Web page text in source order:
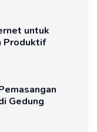
untuk
Produktif
Gedung